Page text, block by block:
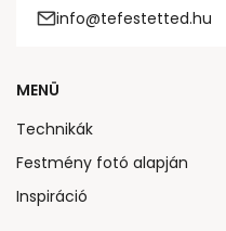
info@tefestetted.hu
MENÜ
Technikák
Festmény fotó alapján
Inspiráció